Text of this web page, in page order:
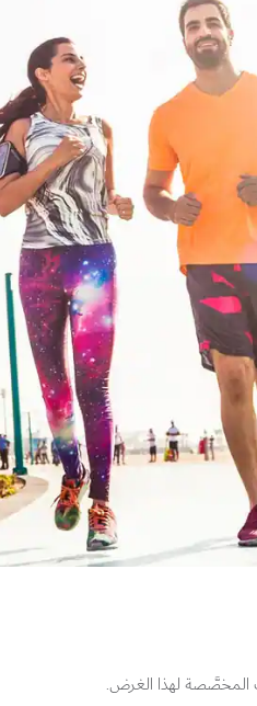
المخصَّصة لهذا الغرض.